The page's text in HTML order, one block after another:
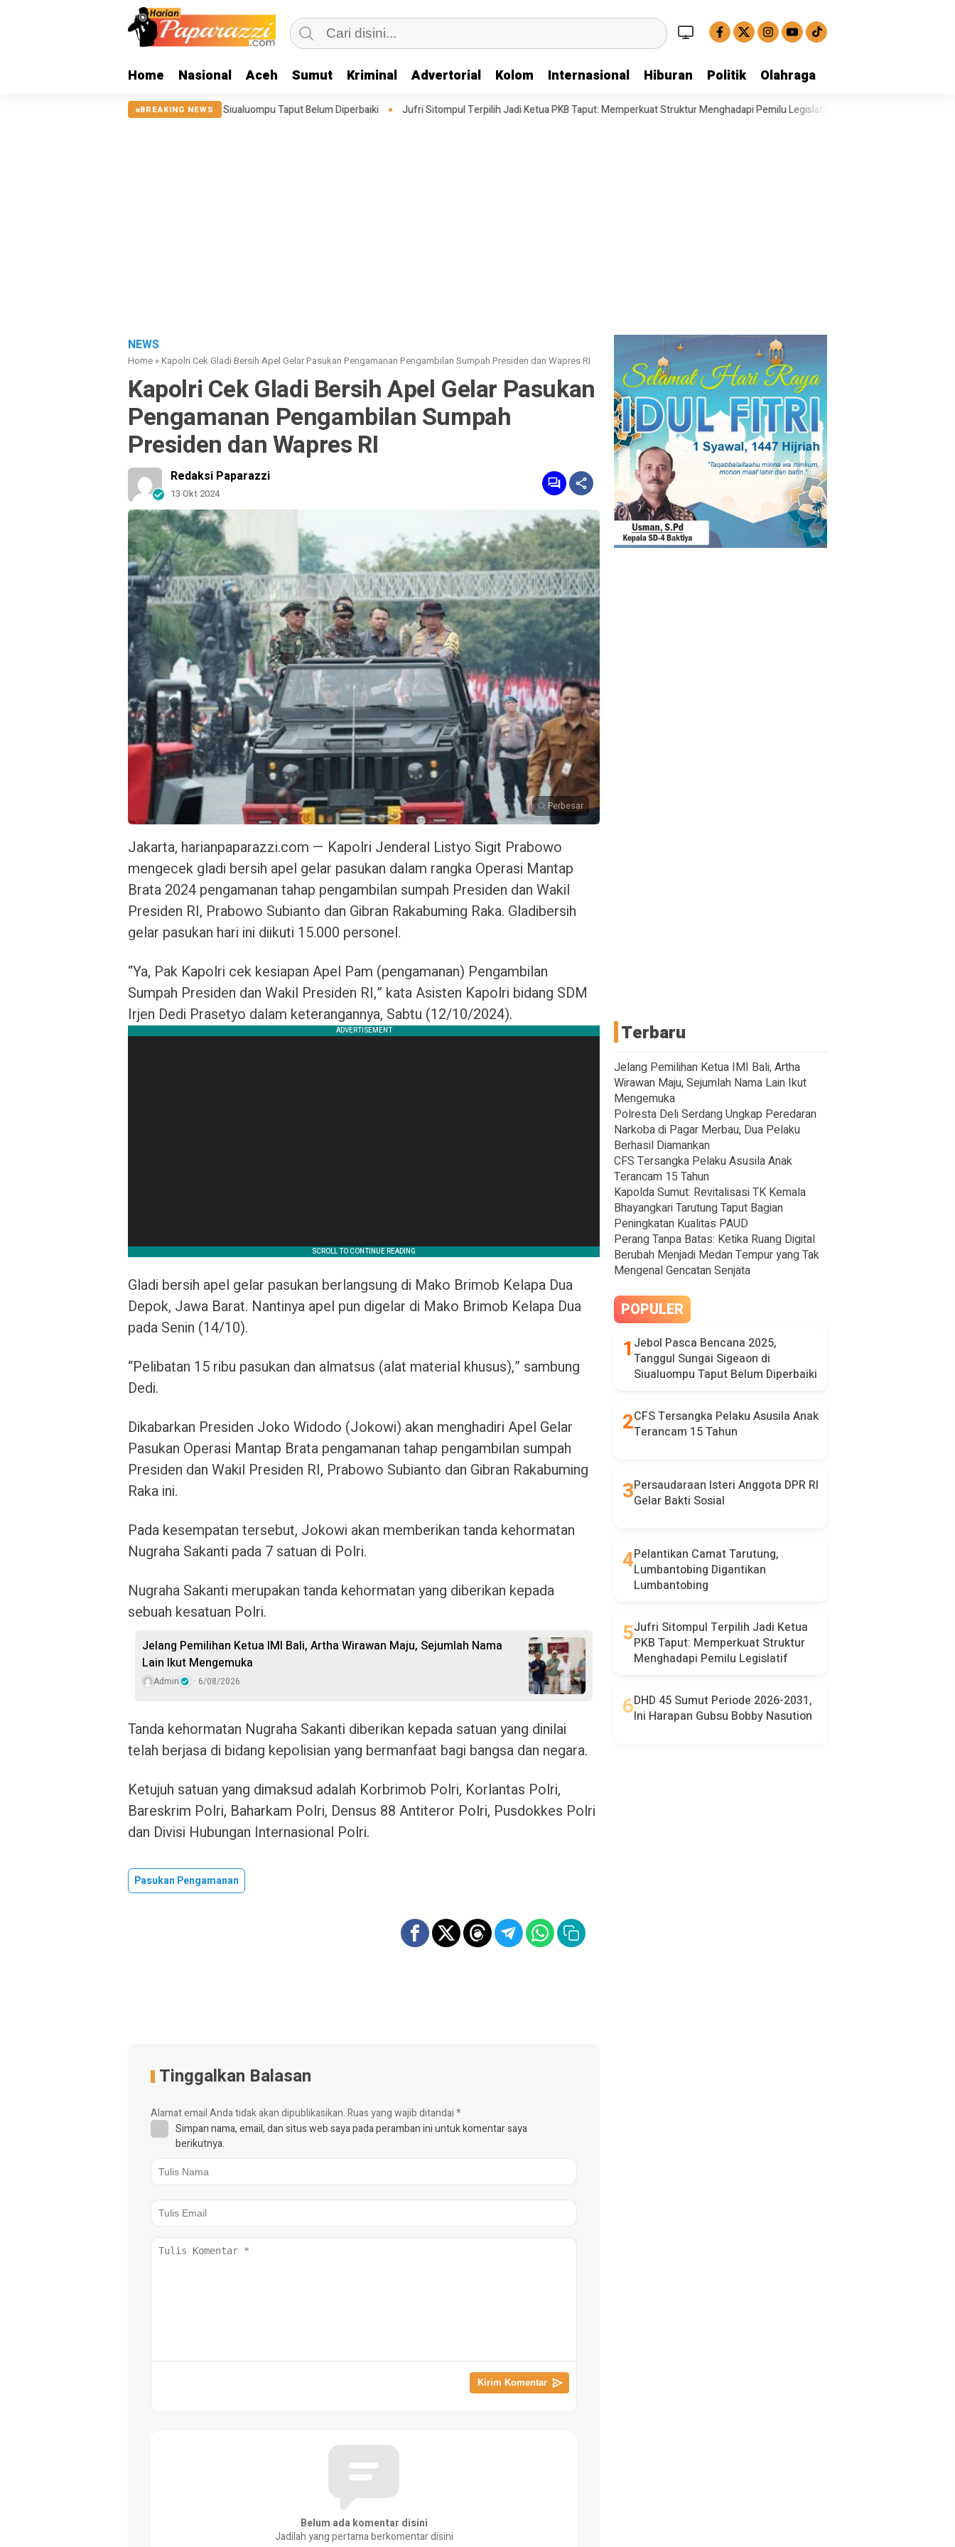
Home Nasional Aceh Sumut Kriminal Advertorial Kolom Internasional Hiburan Politik Olahraga
BREAKING NEWS
Tanggul Sungai Sigeaon di Siualuompu Taput Belum Diperbaiki Jufri Sitompul Terpilih Jadi Ketua PKB Taput: Memperkuat Struktur Menghadapi Pemilu Legislatif Operasi Satresnarkoba Polresta Deli
NEWS
Home »Kapolri Cek Gladi Bersih Apel Gelar Pasukan Pengamanan Pengambilan Sumpah Presiden dan Wapres RI
Kapolri Cek Gladi Bersih Apel Gelar Pasukan
Pengamanan Pengambilan Sumpah
Presiden dan Wapres RI
Redaksi Paparazzi
13 Okt 2024
Perbesar
Jakarta, harianpaparazzi.com — Kapolri Jenderal Listyo Sigit Prabowo
mengecek gladi bersih apel gelar pasukan dalam rangka Operasi Mantap
Brata 2024 pengamanan tahap pengambilan sumpah Presiden dan Wakil
Presiden RI, Prabowo Subianto dan Gibran Rakabuming Raka. Gladibersih
gelar pasukan hari ini diikuti 15.000 personel.
“Ya, Pak Kapolri cek kesiapan Apel Pam (pengamanan) Pengambilan
Sumpah Presiden dan Wakil Presiden RI,” kata Asisten Kapolri bidang SDM
Irjen Dedi Prasetyo dalam keterangannya, Sabtu (12/10/2024).
Gladi bersih apel gelar pasukan berlangsung di Mako Brimob Kelapa Dua
Depok, Jawa Barat. Nantinya apel pun digelar di Mako Brimob Kelapa Dua
pada Senin (14/10).
“Pelibatan 15 ribu pasukan dan almatsus (alat material khusus),” sambung
Dedi.
Dikabarkan Presiden Joko Widodo (Jokowi) akan menghadiri Apel Gelar
Pasukan Operasi Mantap Brata pengamanan tahap pengambilan sumpah
Presiden dan Wakil Presiden RI, Prabowo Subianto dan Gibran Rakabuming
Raka ini.
Pada kesempatan tersebut, Jokowi akan memberikan tanda kehormatan
Nugraha Sakanti pada 7 satuan di Polri.
Nugraha Sakanti merupakan tanda kehormatan yang diberikan kepada
sebuah kesatuan Polri.
Jelang Pemilihan Ketua IMI Bali, Artha Wirawan Maju, Sejumlah Nama
Lain Ikut Mengemuka
Admin 6/08/2026
Tanda kehormatan Nugraha Sakanti diberikan kepada satuan yang dinilai
telah berjasa di bidang kepolisian yang bermanfaat bagi bangsa dan negara.
Ketujuh satuan yang dimaksud adalah Korbrimob Polri, Korlantas Polri,
Bareskrim Polri, Baharkam Polri, Densus 88 Antiteror Polri, Pusdokkes Polri
dan Divisi Hubungan Internasional Polri.
Pasukan Pengamanan
Tinggalkan Balasan
Alamat email Anda tidak akan dipublikasikan.Ruas yang wajib ditandai*
Simpan nama, email, dan situs web saya pada peramban ini untuk komentar saya
berikutnya.
Belum ada komentar disini
Jadilah yang pertama berkomentar disini
Terbaru
Jelang Pemilihan Ketua IMI Bali, Artha
Wirawan Maju, Sejumlah Nama Lain Ikut
Mengemuka
Polresta Deli Serdang Ungkap Peredaran
Narkoba di Pagar Merbau, Dua Pelaku
Berhasil Diamankan
CFS Tersangka Pelaku Asusila Anak
Terancam 15 Tahun
Kapolda Sumut: Revitalisasi TK Kemala
Bhayangkari Tarutung Taput Bagian
Peningkatan Kualitas PAUD
Perang Tanpa Batas: Ketika Ruang Digital
Berubah Menjadi Medan Tempur yang Tak
Mengenal Gencatan Senjata
POPULER
Jebol Pasca Bencana 2025,
Tanggul Sungai Sigeaon di
Siualuompu Taput Belum Diperbaiki
CFS Tersangka Pelaku Asusila Anak
Terancam 15 Tahun
Persaudaraan Isteri Anggota DPR RI
Gelar Bakti Sosial
Pelantikan Camat Tarutung,
Lumbantobing Digantikan
Lumbantobing
Jufri Sitompul Terpilih Jadi Ketua
PKB Taput: Memperkuat Struktur
Menghadapi Pemilu Legislatif
DHD 45 Sumut Periode 2026-2031,
Ini Harapan Gubsu Bobby Nasution